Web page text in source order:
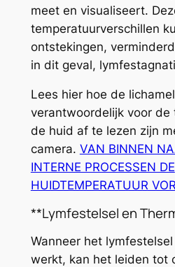
meet en visualiseert.
temperatuurverschillen
ontstekingen,
in dit geval,
Lees hier hoe de
verantwoordelijk voor de
de huid af te lezen zijn
camera. VAN BINNEN
INTERNE PROCESSEN DE
HUIDTEMPERATUUR
**Lymfestelsel en
Wanneer het
werkt, kan het leiden tot